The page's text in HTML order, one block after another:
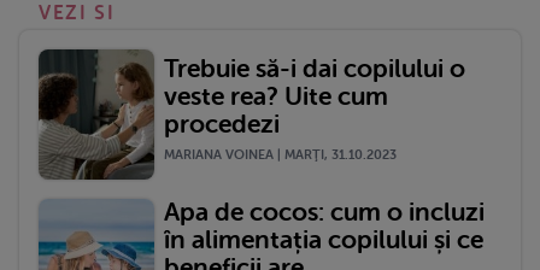
VEZI SI
Trebuie să-i dai copilului o
veste rea? Uite cum
procedezi
MARIANA VOINEA | MARŢI, 31.10.2023
Apa de cocos: cum o incluzi
în alimentația copilului și ce